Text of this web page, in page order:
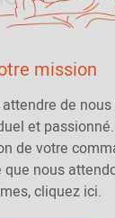
mission
de nous
et
de votre
nous
cliquez ici.